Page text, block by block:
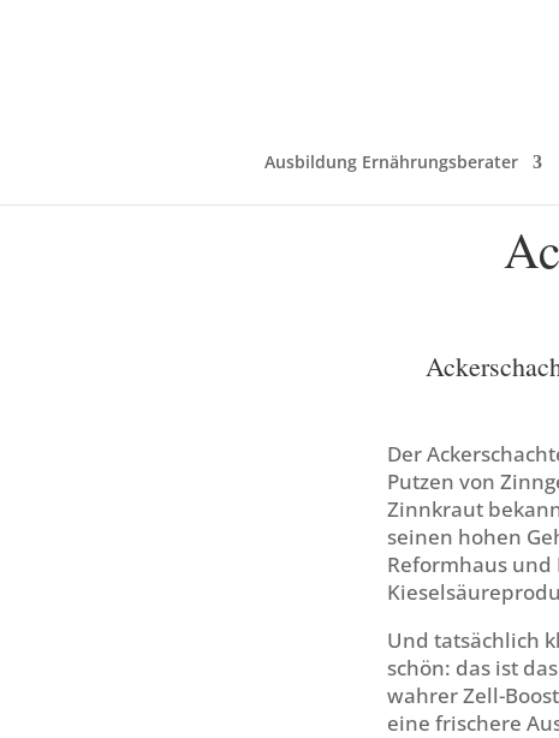
Ausbildung Ernährungsberater
Der
Putzen von
Zinnkraut
seinen hohen
Reformhaus
Und tatsächlich
schön: das ist
wahrer Zell-
eine frischere